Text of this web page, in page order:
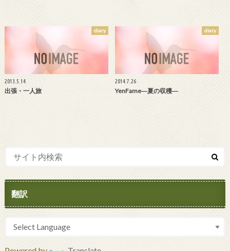
diary
2013.5.14
出張・一人旅
diary
2014.7.26
YenFame―夏の収穫―
翻訳